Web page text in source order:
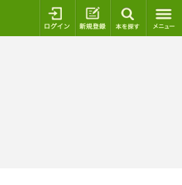
ログイン 新規登録